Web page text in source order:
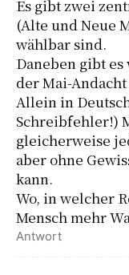
Es gibt zwei
(Alte und Neue
wählbar sind.
Daneben gibt
der Mai-
Allein in
Schreibfehler!)
gleicherweise
aber ohne
kann.
Wo, in welcher
Mensch mehr
Antwort